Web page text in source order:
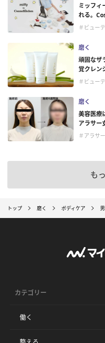
ミッフィ
れる。
＃ビュー
磨く
頑固なザ
覚クレン
＃ビュー
磨く
美容医療
アラサー
＃アラサ
も
トップ 磨く ボディケア
カテゴリー
働く